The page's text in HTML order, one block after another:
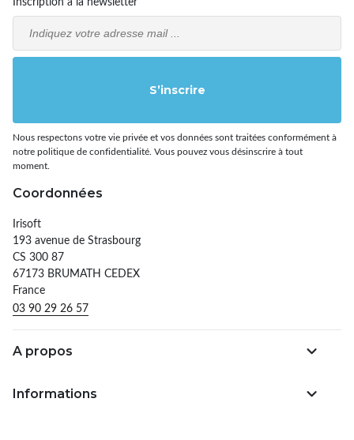
Email
S’inscrire
Nous respectons votre vie privée et vos données sont traitées conformément à
notre politique de confidentialité. Vous pouvez vous désinscrire à tout
moment.
Coordonnées
Irisoft
193 avenue de Strasbourg
CS 300 87
67173 BRUMATH CEDEX
France
03 90 29 26 57
A propos
Informations